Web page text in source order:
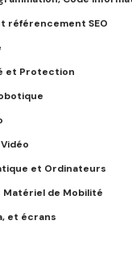
référencement SEO
et Protection
et Ordinateurs
de Mobilité
et écrans